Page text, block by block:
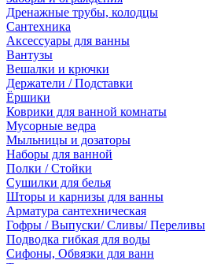
Дренажные трубы, колодцы
Сантехника
Аксессуары для ванны
Вантузы
Вешалки и крючки
Держатели / Подставки
Ёршики
Коврики для ванной комнаты
Мусорные ведра
Мыльницы и дозаторы
Наборы для ванной
Полки / Стойки
Сушилки для белья
Шторы и карнизы для ванны
Арматура сантехническая
Гофры / Выпуски/ Сливы/ Переливы
Подводка гибкая для воды
Сифоны, Обвязки для ванн